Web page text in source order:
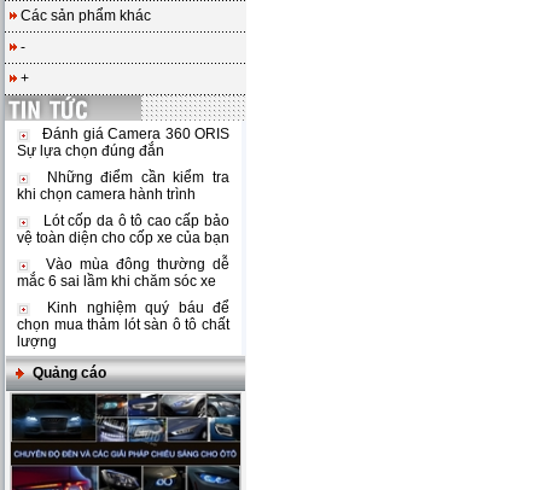
Các sản phẩm khác
-
+
Đánh giá Camera 360 ORIS
Sự lựa chọn đúng đắn
Những điểm cần kiểm tra
khi chọn camera hành trình
Lót cốp da ô tô cao cấp bảo
vệ toàn diện cho cốp xe của bạn
Vào mùa đông thường dễ
mắc 6 sai lầm khi chăm sóc xe
Kinh nghiệm quý báu để
chọn mua thảm lót sàn ô tô chất
lượng
Quảng cáo